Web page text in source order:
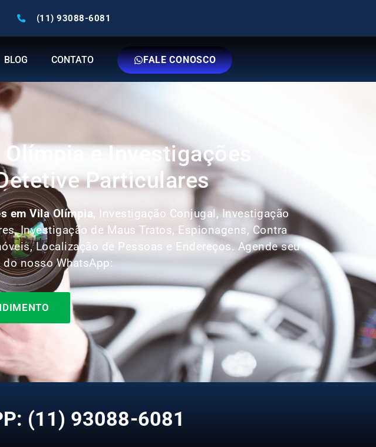
(11) 93088-6081
BLOG CONTATO FALE CONOSCO
e Investigações
Particulares
em Vila Olímpia, Investigação Conjugal, Investigação
Investigação de Maus Tratos, Espionagens, Contra
Localização de Pessoas e Endereços. Agende seu
nosso WhatsApp:
(11) 93088-6081